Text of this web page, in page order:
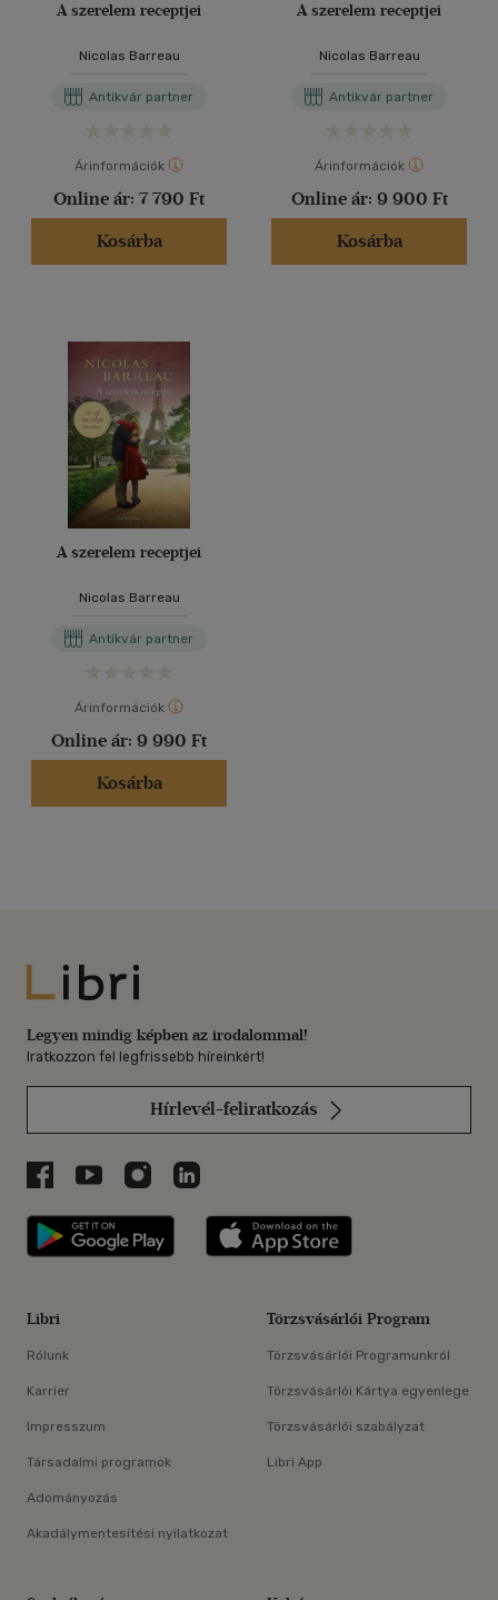
A szerelem receptjei
Nicolas Barreau
Antikvár partner
Árinformációk
Online ár: 7 790 Ft
Kosárba
A szerelem receptjei
Nicolas Barreau
Antikvár partner
Árinformációk
Online ár: 9 900 Ft
Kosárba
A szerelem receptjei
Nicolas Barreau
Antikvár partner
Árinformációk
Online ár: 9 990 Ft
Kosárba
Libri
Legyen mindig képben az irodalommal!
Iratkozzon fel legfrissebb híreinkért!
Hírlevél-feliratkozás
Libri a Facebookon
Libri a Youtube-on
Libri az Instagramon
Libri a LinkedInen
Libri applikáció Szerezd meg: Google
Libri
Rólunk
Karrier
Impresszum
Társadalmi programok
Adományozás
Akadálymentesítési nyilatkozat
Törzsvásárlói Program
Törzsvásárlói Programunkról
Törzsvásárlói Kártya egyenlege
Törzsvásárlói szabályzat
Libri App